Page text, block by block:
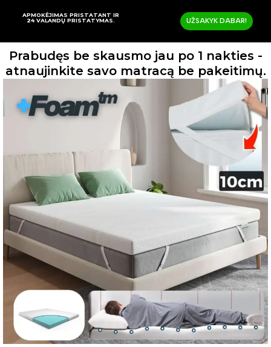
APMOKĖJIMAS PRISTATANT IR
24 VALANDŲ PRISTATYMAS.
UŽSAKYK DABAR!
Prabudęs be skausmo jau po 1 nakties -
atnaujinkite savo matracą be pakeitimų.